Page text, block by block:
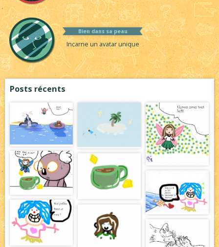
Bien dans sa peau
Incarne un avatar unique
Posts récents